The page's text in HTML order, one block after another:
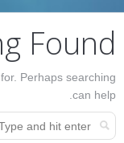
Found
Perhaps searching
can help.